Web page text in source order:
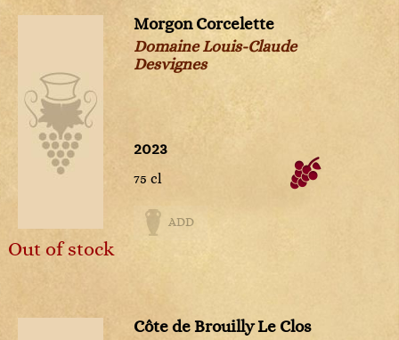
Out of stock
Morgon Corcelette
Domaine Louis-Claude
Desvignes
2023
75 cl
ADD
Côte de Brouilly Le Clos